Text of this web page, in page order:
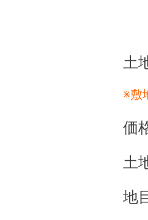
土
※敷
価
土
地